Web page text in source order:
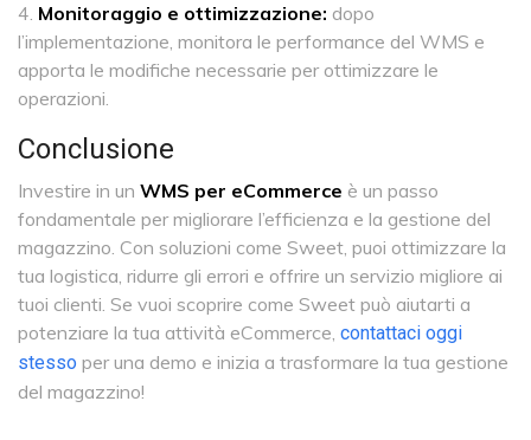
Monitoraggio e ottimizzazione: dopo
l’implementazione, monitora le performance del WMS e
apporta le modifiche necessarie per ottimizzare le
operazioni.
Conclusione
Investire in un WMS per eCommerce è un passo
fondamentale per migliorare l’efficienza e la gestione del
magazzino. Con soluzioni come Sweet, puoi ottimizzare la
tua logistica, ridurre gli errori e offrire un servizio migliore ai
tuoi clienti. Se vuoi scoprire come Sweet può aiutarti a
potenziare la tua attività eCommerce, contattaci oggi
stesso per una demo e inizia a trasformare la tua gestione
del magazzino!